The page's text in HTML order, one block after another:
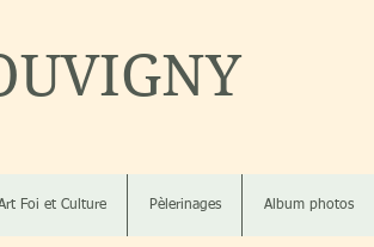
Foi et Culture Pèlerinages Album photos